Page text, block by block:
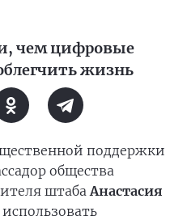
чем цифровые
жизнь
поддержки
общества
штабаАнастасия
использовать